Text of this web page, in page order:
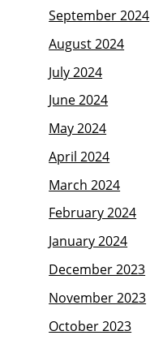
September 2024
August 2024
July 2024
June 2024
May 2024
April 2024
March 2024
February 2024
January 2024
December 2023
November 2023
October 2023